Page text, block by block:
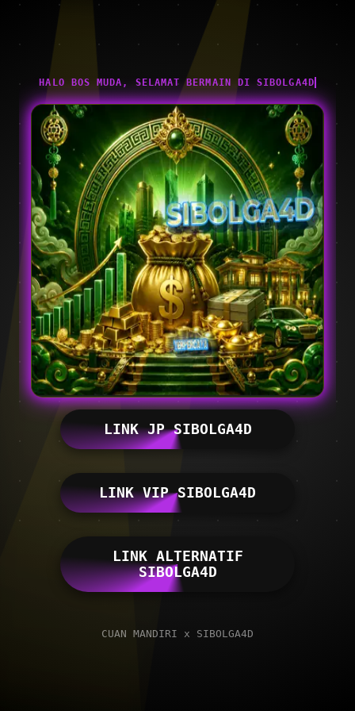
HALO BOS MUDA, SELAMAT BERMAIN DI SIBOLGA4D
LINK JP SIBOLGA4D
LINK VIP SIBOLGA4D
LINK ALTERNATIF
SIBOLGA4D
CUAN MANDIRI x SIBOLGA4D